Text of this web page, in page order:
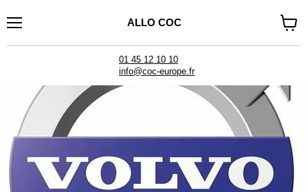
ALLO COC
01 45 12 10 10
info@coc-europe.fr
carrito